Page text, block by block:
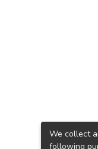
We collect
following